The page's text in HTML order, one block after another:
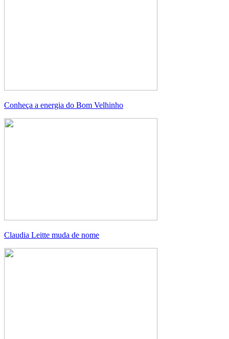
Conheça a energia do Bom Velhinho
Claudia Leitte muda de nome